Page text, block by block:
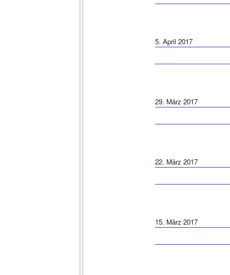
5. April 2017
29. März 2017
22. März 2017
15. März 2017